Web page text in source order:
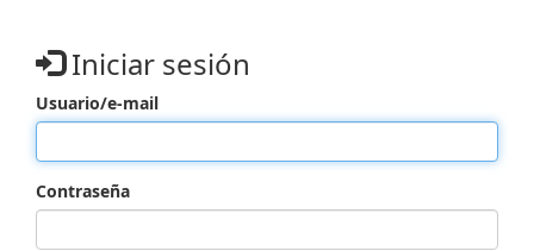
Iniciar sesión
Usuario/e-mail
Contraseña